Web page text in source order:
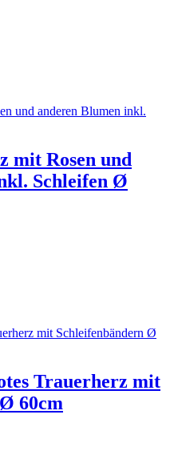
mit Rosen und
Schleifen Ø
Trauerherz mit
60cm